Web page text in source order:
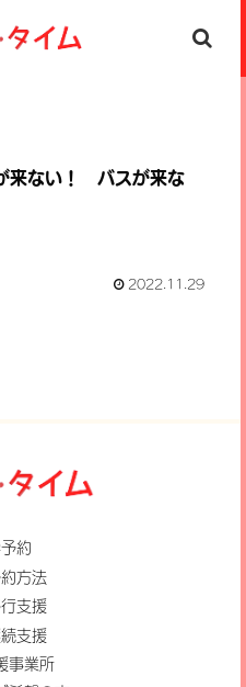
来ない！ バスが来な
2022.11.29
約
方法
支援
支援
事業所